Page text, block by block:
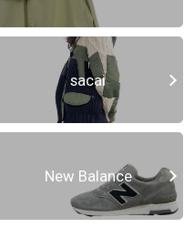
sacai
New Balance